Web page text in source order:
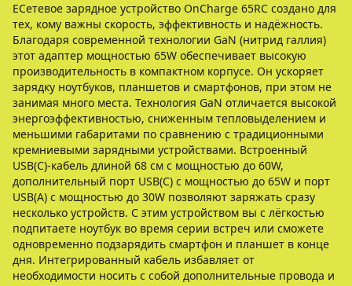
EСетевое зарядное устройство OnCharge 65RC создано для
тех, кому важны скорость, эффективность и надёжность.
Благодаря современной технологии GaN (нитрид галлия)
этот адаптер мощностью 65W обеспечивает высокую
производительность в компактном корпусе. Он ускоряет
зарядку ноутбуков, планшетов и смартфонов, при этом не
занимая много места. Технология GaN отличается высокой
энергоэффективностью, сниженным тепловыделением и
меньшими габаритами по сравнению с традиционными
кремниевыми зарядными устройствами. Встроенный
USB(C)-кабель длиной 68 см с мощностью до 60W,
дополнительный порт USB(C) с мощностью до 65W и порт
USB(A) с мощностью до 30W позволяют заряжать сразу
несколько устройств. С этим устройством вы с лёгкостью
подпитаете ноутбук во время серии встреч или сможете
одновременно подзарядить смартфон и планшет в конце
дня. Интегрированный кабель избавляет от
необходимости носить с собой дополнительные провода и